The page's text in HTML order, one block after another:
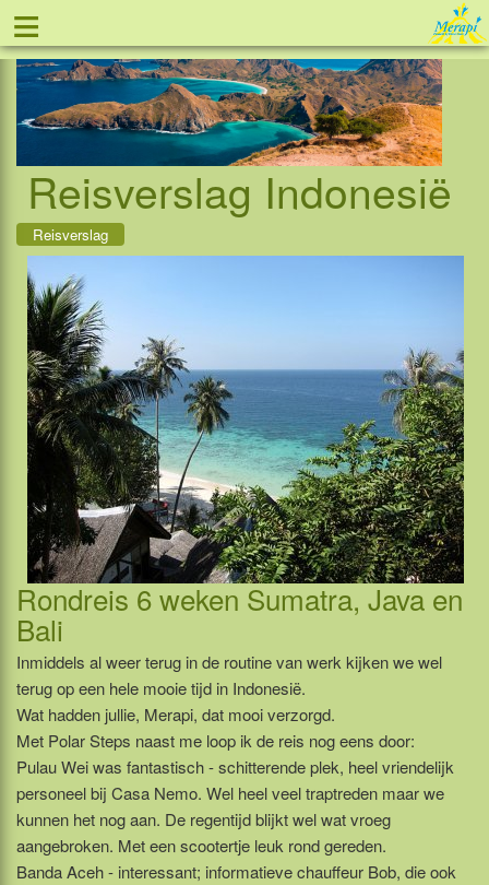
≡ Tel: 088 - 81 11 999
Reisverslag Indonesië
Reisverslag
Rondreis 6 weken Sumatra, Java en
Bali
Inmiddels al weer terug in de routine van werk kijken we wel
terug op een hele mooie tijd in Indonesië.
Wat hadden jullie, Merapi, dat mooi verzorgd.
Met Polar Steps naast me loop ik de reis nog eens door:
Pulau Wei was fantastisch - schitterende plek, heel vriendelijk
personeel bij Casa Nemo. Wel heel veel traptreden maar we
kunnen het nog aan. De regentijd blijkt wel wat vroeg
aangebroken. Met een scootertje leuk rond gereden.
Banda Aceh - interessant; informatieve chauffeur Bob, die ook